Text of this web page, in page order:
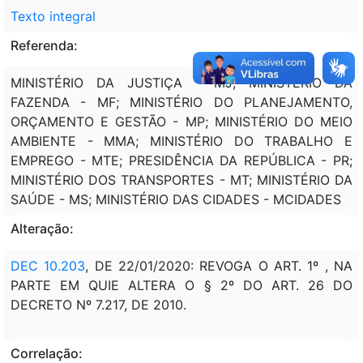
Texto integral
Referenda:
MINISTÉRIO DA JUSTIÇA - MJ; MINISTÉRIO DA
FAZENDA - MF; MINISTÉRIO DO PLANEJAMENTO,
ORÇAMENTO E GESTÃO - MP; MINISTÉRIO DO MEIO
AMBIENTE - MMA; MINISTÉRIO DO TRABALHO E
EMPREGO - MTE; PRESIDÊNCIA DA REPÚBLICA - PR;
MINISTÉRIO DOS TRANSPORTES - MT; MINISTÉRIO DA
SAÚDE - MS; MINISTÉRIO DAS CIDADES - MCIDADES
Alteração:
DEC 10.203, DE 22/01/2020: REVOGA O ART. 1º , NA
PARTE EM QUIE ALTERA O § 2º DO ART. 26 DO
DECRETO Nº 7.217, DE 2010.
Correlação: